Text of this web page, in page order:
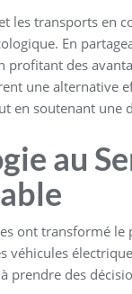
les transports en
En
des
une alternative
en soutenant une
au
ont transformé
véhicules
prendre des